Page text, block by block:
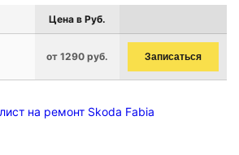
Цена в Руб.
от 1290 руб. Записаться
на ремонт Skoda Fabia